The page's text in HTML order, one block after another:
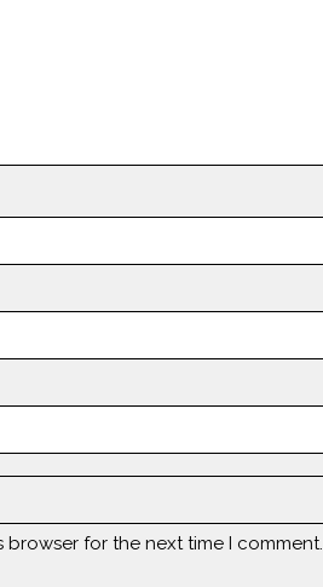
browser for the next time I comment.